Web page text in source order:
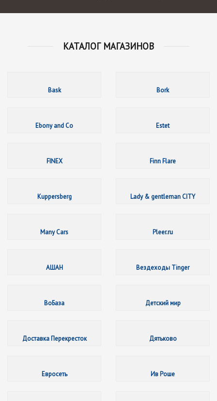
КАТАЛОГ МАГАЗИНОВ
Bask
Bork
Ebony and Co
Estet
FINEX
Finn Flare
Kuppersberg
Lady & gentleman CITY
Many Cars
Pleer.ru
АШАН
Вездеходы Tinger
ВоБаза
Детский мир
Доставка Перекресток
Дятьково
Евросеть
Ив Роше